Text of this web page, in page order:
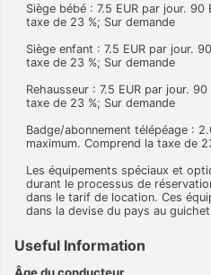
Siège bébé : 7.5 EUR par jour. 90
taxe de 23 %; Sur demande
Siège enfant : 7.5 EUR par jour.
taxe de 23 %; Sur demande
Rehausseur : 7.5 EUR par jour.
taxe de 23 %; Sur demande
Badge/abonnement télépéage :
maximum. Comprend la taxe de
Les équipements spéciaux et
durant le processus de
dans le tarif de location. Ces
dans la devise du pays au
Useful Information